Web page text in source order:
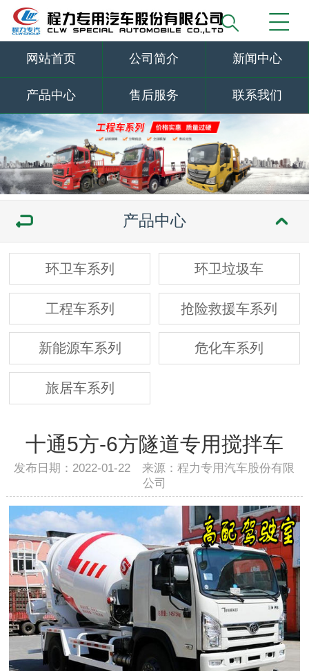
网站首页 公司简介 新闻中心
产品中心 售后服务 联系我们
产品中心
环卫车系列 环卫垃圾车
工程车系列 抢险救援车系列
新能源车系列 危化车系列
旅居车系列
十通5方-6方隧道专用搅拌车
发布日期：2022-01-22 来源：程力专用汽车股份有限
公司